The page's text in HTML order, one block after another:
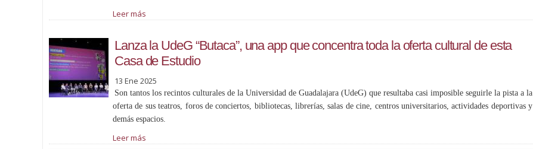
Leer más
Lanza la UdeG “Butaca”, una app que concentra toda la oferta cultural de esta
Casa de Estudio
13 Ene 2025
Son tantos los recintos culturales de la Universidad de Guadalajara (UdeG) que resultaba casi imposible seguirle la pista a la
oferta de sus teatros, foros de conciertos, bibliotecas, librerías, salas de cine, centros universitarios, actividades deportivas y
demás espacios.
Leer más